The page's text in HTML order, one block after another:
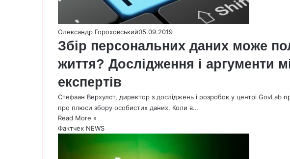
Олександр Гороховський05.09.2019
Збір персональних даних може
життя? Дослідження і аргументи
експертів
Стефаан Верхулст, директор з досліджень і розробок у центрі GovLab
про плюси збору особистих даних. Коли в…
Read More »
Фактчек NEWS